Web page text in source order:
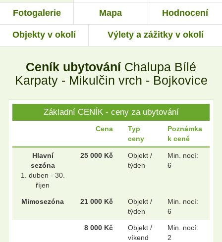
Fotogalerie Mapa Hodnocení
Objekty v okolí Výlety a zážitky v okolí
Ceník ubytování Chalupa Bílé
Karpaty - Mikulčin vrch - Bojkovice
Základní CENÍK - ceny za ubytování
Cena
Typ
ceny
Poznámka
k ceně
Hlavní
sezóna
1. duben - 30.
říjen
25 000 Kč
Objekt /
týden
Min. nocí:
6
Mimosezóna 21 000 Kč
Objekt /
týden
Min. nocí:
6
8 000 Kč
Objekt /
víkend
Min. nocí:
2